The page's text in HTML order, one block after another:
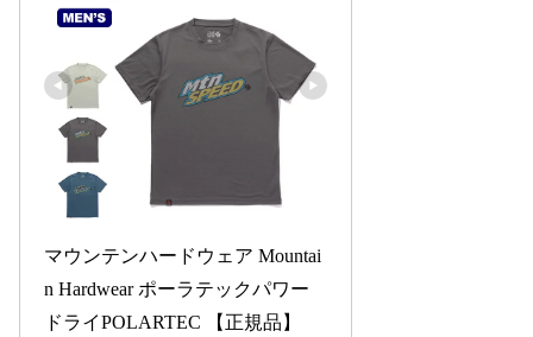
マウンテンハードウェア Mountai
n Hardwear ポーラテックパワー
ドライPOLARTEC 【正規品】